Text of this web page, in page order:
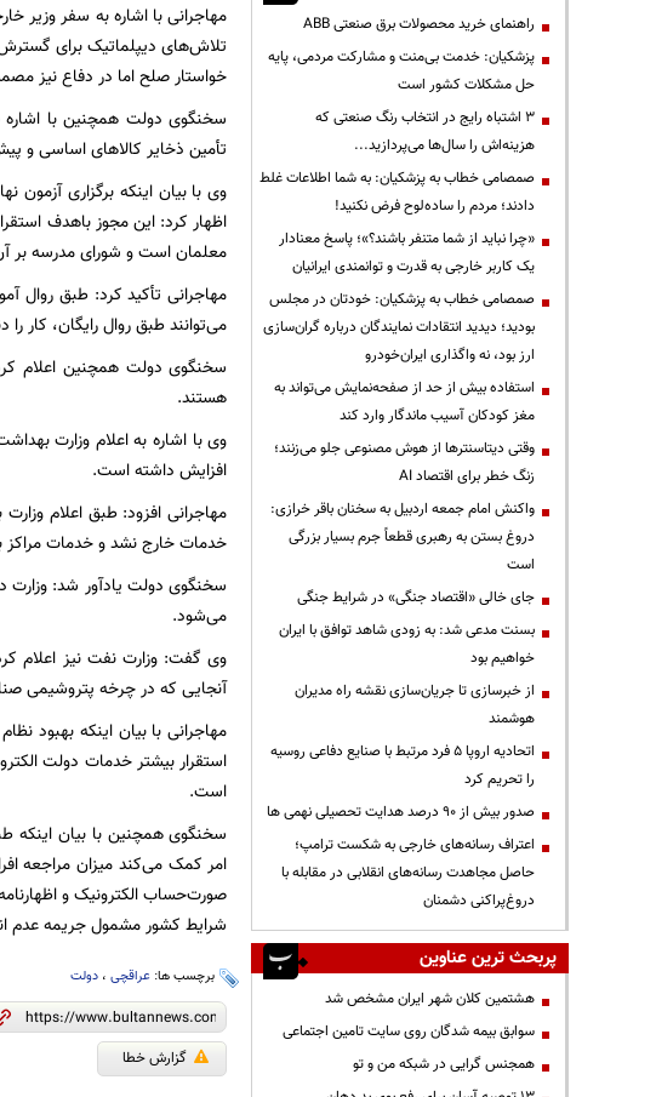
مهاجرانی با اشاره به سفر
تلاش‌های دیپلماتیک برای گسترش
خواستار صلح اما در دفاع نیز
سخنگوی دولت همچنین با اشاره
تأمین ذخایر کالاهای اساسی و
اظهار کرد: این مجوز باهدف
معلمان است و شورای مدرسه بر
مهاجرانی تأکید کرد: طبق روال
می‌توانند طبق روال رایگان، کار را
سخنگوی دولت همچنین اعلام
هستند.
وی با اشاره به اعلام وزارت
افزایش داشته است.
خدمات خارج نشد و خدمات مراکز
سخنگوی دولت یادآور شد: وزارت
می‌شود.
وی گفت: وزارت نفت نیز اعلام
آنجایی که در چرخه پتروشیمی
مهاجرانی با بیان اینکه بهبود
استقرار بیشتر خدمات دولت
است.
سخنگوی همچنین با بیان اینکه
امر کمک می‌کند میزان مراجعه
صورت‌حساب الکترونیک و
شرایط کشور مشمول جریمه عدم
برچسب ها: عراقچی، دولت
گزارش خطا
راهنمای خرید محصولات برق صنعتی ABB
پزشکیان: خدمت بی‌منت و مشارکت مردمی، پایه
حل مشکلات کشور است
3 اشتباه رایج در انتخاب رنگ صنعتی که
هزینه‌اش را سال‌ها می‌پردازید...
صمصامی خطاب به پزشکیان: به شما اطلاعات غلط
دادند؛ مردم را ساده‌لوح فرض نکنید!
«چرا نباید از شما متنفر باشند؟»؛ پاسخ معنادار
یک کاربر خارجی به قدرت و توانمندی ایرانیان
صمصامی خطاب به پزشکیان: خودتان در مجلس
بودید؛ دیدید انتقادات نمایندگان درباره گران‌سازی
ارز بود، نه واگذاری ایران‌خودرو
استفاده بیش از حد از صفحه‌نمایش می‌تواند به
مغز کودکان آسیب ماندگار وارد کند
وقتی دیتاسنترها از هوش مصنوعی جلو می‌زنند؛
زنگ خطر برای اقتصاد AI
واکنش امام جمعه اردبیل به سخنان باقر خرازی:
دروغ بستن به رهبری قطعاً جرم بسیار بزرگی
است
جای خالی «اقتصاد جنگی» در شرایط جنگی
بسنت مدعی شد: به زودی شاهد توافق با ایران
خواهیم بود
از خبرسازی تا جریان‌سازی نقشه راه مدیران
هوشمند
اتحادیه اروپا ۵ فرد مرتبط با صنایع دفاعی روسیه
را تحریم کرد
صدور بیش از ۹۰ درصد هدایت تحصیلی نهمی ها
اعتراف رسانه‌های خارجی به شکست ترامپ؛
حاصل مجاهدت رسانه‌های انقلابی در مقابله با
دروغ‌پراکنی دشمنان
پربحث ترین عناوین
هشتمین کلان شهر ایران مشخص شد
سوابق بیمه شدگان روی سایت تامین اجتماعی
همجنس گرایی در شبکه من و تو